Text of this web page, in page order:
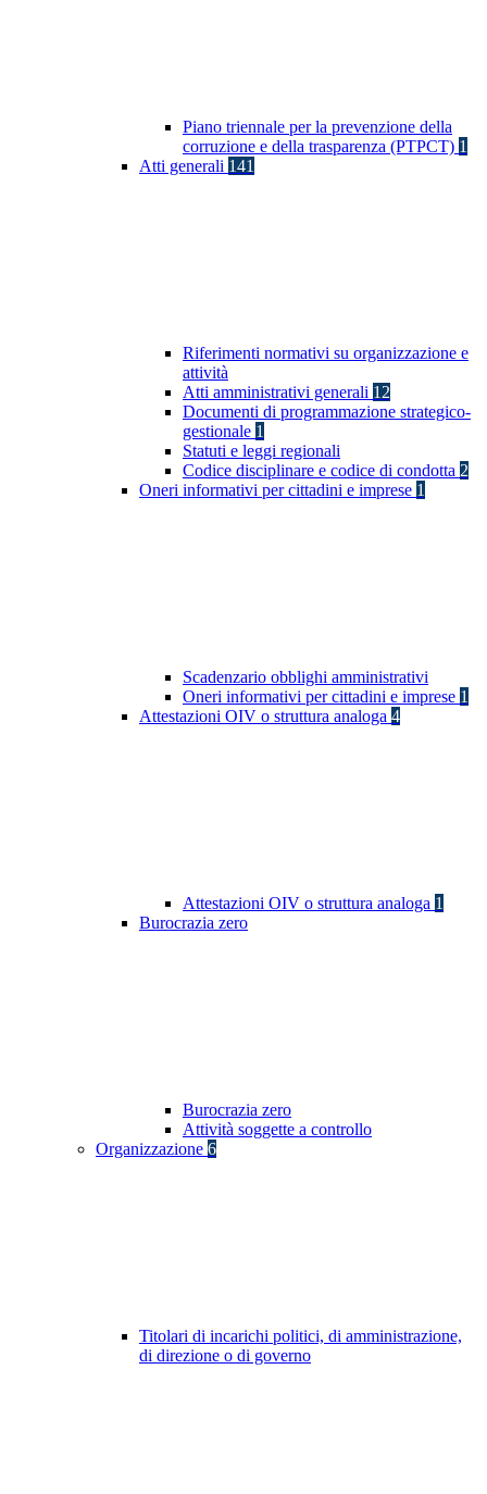
Piano triennale per la prevenzione della
corruzione e della trasparenza (PTPCT) 1
Atti generali 141
Riferimenti normativi su organizzazione e
attività
Atti amministrativi generali 12
Documenti di programmazione strategico-
gestionale 1
Statuti e leggi regionali
Codice disciplinare e codice di condotta 2
Oneri informativi per cittadini e imprese 1
Scadenzario obblighi amministrativi
Oneri informativi per cittadini e imprese 1
Attestazioni OIV o struttura analoga 4
Attestazioni OIV o struttura analoga 1
Burocrazia zero
Burocrazia zero
Attività soggette a controllo
Organizzazione 6
Titolari di incarichi politici, di amministrazione,
di direzione o di governo